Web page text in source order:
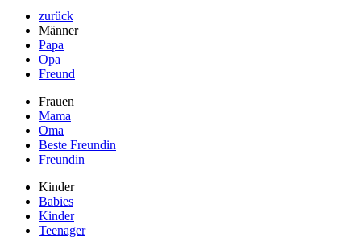
zurück
Männer
Papa
Opa
Freund
Frauen
Mama
Oma
Beste Freundin
Freundin
Kinder
Babies
Kinder
Teenager